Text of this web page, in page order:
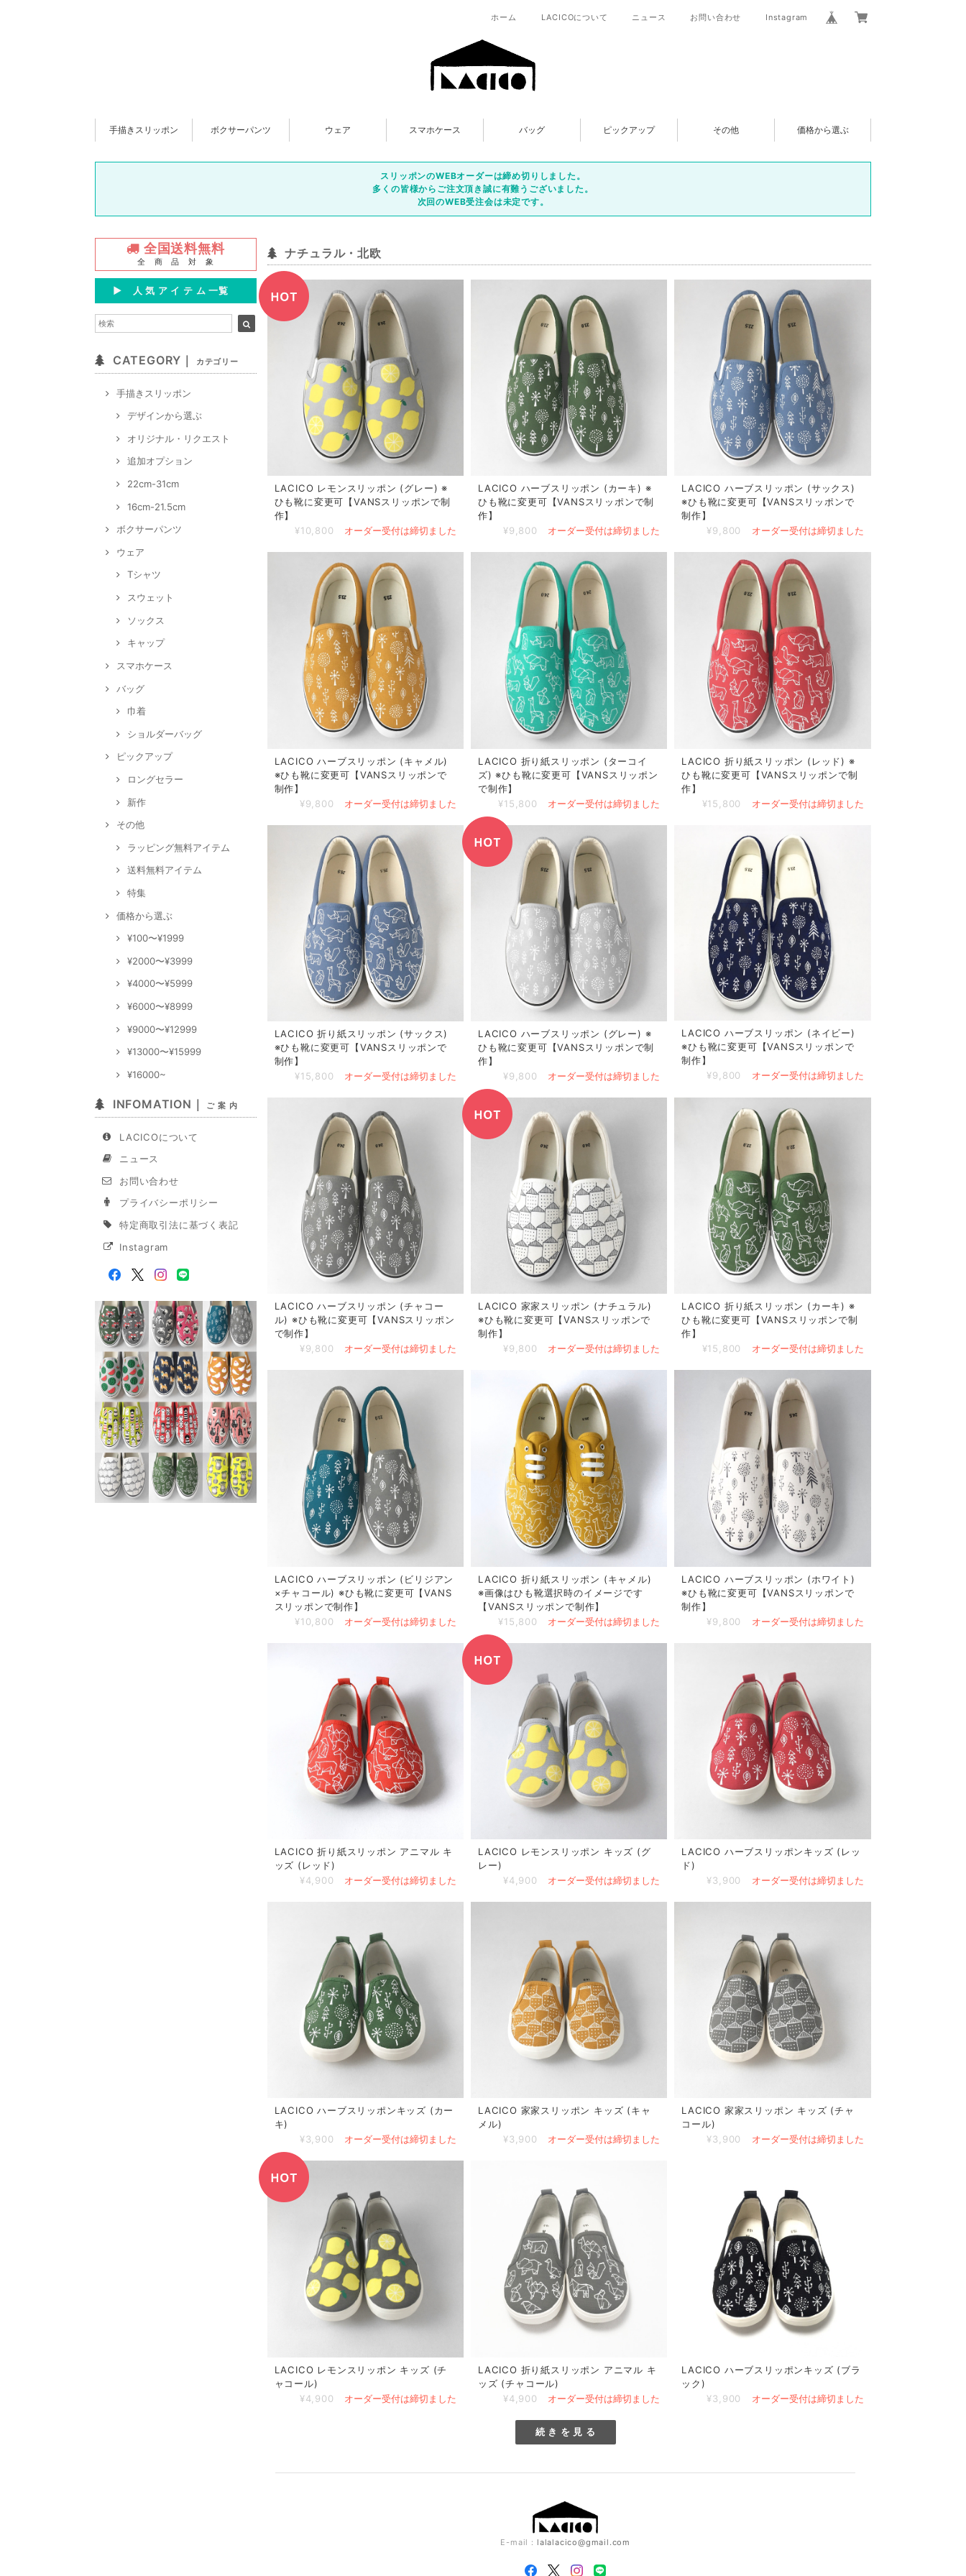
ホーム LACICOについて ニュース お問い合わせ Instagram
手描きスリッポン ボクサーパンツ ウェア スマホケース バッグ ピックアップ その他 価格から選ぶ
スリッポンのWEBオーダーは締め切りしました。
多くの皆様からご注文頂き誠に有難うございました。
次回のWEB受注会は未定です。
全国送料無料
全 商 品 対 象
▶︎ 人 気 ア イ テ ム 一覧
CATEGORY｜ カテゴリー
手描きスリッポン
デザインから選ぶ
オリジナル・リクエスト
追加オプション
22cm-31cm
16cm-21.5cm
ボクサーパンツ
ウェア
Tシャツ
スウェット
ソックス
キャップ
スマホケース
バッグ
巾着
ショルダーバッグ
ピックアップ
ロングセラー
新作
その他
ラッピング無料アイテム
送料無料アイテム
特集
価格から選ぶ
¥100〜¥1999
¥2000〜¥3999
¥4000〜¥5999
¥6000〜¥8999
¥9000〜¥12999
¥13000〜¥15999
¥16000~
INFOMATION｜ ご 案 内
LACICOについて
ニュース
お問い合わせ
プライバシーポリシー
特定商取引法に基づく表記
Instagram
ナチュラル・北欧
LACICO レモンスリッポン (グレー) ※
ひも靴に変更可【VANSスリッポンで制
作】
¥10,800
オーダー受付は締切ました
LACICO ハーブスリッポン (カーキ) ※
ひも靴に変更可【VANSスリッポンで制
作】
¥9,800
オーダー受付は締切ました
LACICO ハーブスリッポン (サックス)
※ひも靴に変更可【VANSスリッポンで
制作】
¥9,800
オーダー受付は締切ました
LACICO ハーブスリッポン (キャメル)
※ひも靴に変更可【VANSスリッポンで
制作】
¥9,800
オーダー受付は締切ました
LACICO 折り紙スリッポン (ターコイ
ズ) ※ひも靴に変更可【VANSスリッポン
で制作】
¥15,800
オーダー受付は締切ました
LACICO 折り紙スリッポン (レッド) ※
ひも靴に変更可【VANSスリッポンで制
作】
¥15,800
オーダー受付は締切ました
LACICO 折り紙スリッポン (サックス)
※ひも靴に変更可【VANSスリッポンで
制作】
¥15,800
オーダー受付は締切ました
LACICO ハーブスリッポン (グレー) ※
ひも靴に変更可【VANSスリッポンで制
作】
¥9,800
オーダー受付は締切ました
LACICO ハーブスリッポン (ネイビー)
※ひも靴に変更可【VANSスリッポンで
制作】
¥9,800
オーダー受付は締切ました
LACICO ハーブスリッポン (チャコー
ル) ※ひも靴に変更可【VANSスリッポン
で制作】
¥9,800
オーダー受付は締切ました
LACICO 家家スリッポン (ナチュラル)
※ひも靴に変更可【VANSスリッポンで
制作】
¥9,800
オーダー受付は締切ました
LACICO 折り紙スリッポン (カーキ) ※
ひも靴に変更可【VANSスリッポンで制
作】
¥15,800
オーダー受付は締切ました
LACICO ハーブスリッポン (ビリジアン
×チャコール) ※ひも靴に変更可【VANS
スリッポンで制作】
¥10,800
オーダー受付は締切ました
LACICO 折り紙スリッポン (キャメル)
※画像はひも靴選択時のイメージです
【VANSスリッポンで制作】
¥15,800
オーダー受付は締切ました
LACICO ハーブスリッポン (ホワイト)
※ひも靴に変更可【VANSスリッポンで
制作】
¥9,800
オーダー受付は締切ました
LACICO 折り紙スリッポン アニマル キ
ッズ (レッド)
¥4,900
オーダー受付は締切ました
LACICO レモンスリッポン キッズ (グ
レー)
¥4,900
オーダー受付は締切ました
LACICO ハーブスリッポンキッズ (レッ
ド)
¥3,900
オーダー受付は締切ました
LACICO ハーブスリッポンキッズ (カー
キ)
¥3,900
オーダー受付は締切ました
LACICO 家家スリッポン キッズ (キャ
メル)
¥3,900
オーダー受付は締切ました
LACICO 家家スリッポン キッズ (チャ
コール)
¥3,900
オーダー受付は締切ました
LACICO レモンスリッポン キッズ (チ
ャコール)
¥4,900
オーダー受付は締切ました
LACICO 折り紙スリッポン アニマル キ
ッズ (チャコール)
¥4,900
オーダー受付は締切ました
LACICO ハーブスリッポンキッズ (ブラ
ック)
¥3,900
オーダー受付は締切ました
続 き を 見 る
E-mail： lalalacico@gmail.com